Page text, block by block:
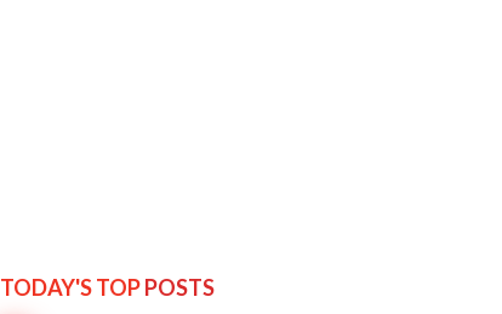
TODAY'S TOPPOSTS